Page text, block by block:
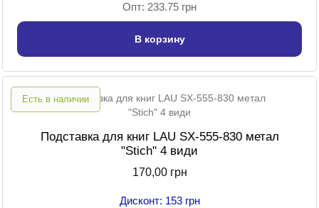
Опт: 233.75 грн
В корзину
Есть в наличии
Подставка для книг LAU SX-555-830 метал
"Stich" 4 види
170,00 грн
Дисконт: 153 грн